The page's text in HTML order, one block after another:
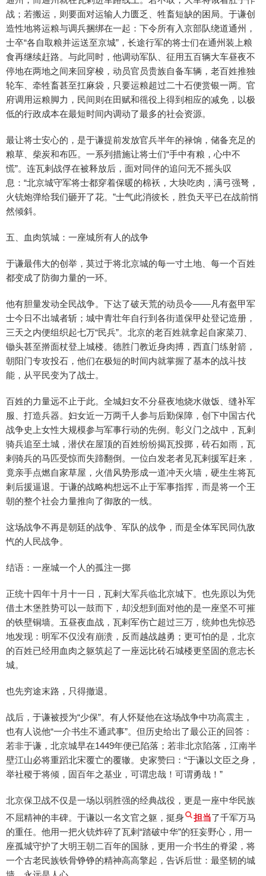
战；若搬运，则要面对运输人力匮乏、牲畜短缺的困局。于谦创
造性地将运粮与调兵捆绑在一起：下令所有入京部队绕道通州，
士卒“各自取粮并运送至京城”，长途行军的将士们在通州装上粮
食再继续赶路。与此同时，他调动军队、征用五百辆大车昼夜不
停地在两地之间来回穿梭，动员官员贵族自备车辆，老百姓推独
轮车、牵牲畜甚至扛麻袋，只要运粮超过二十石便赏银一两。官
府调用运粮脚力，民间则在田赋和徭役上得到相应的减免，以极
低的行政成本在最短时间内调动了最多的社会资源。
最让将士安心的，是于谦提前发放官兵半年的禄饷，储备充足的
粮草、柴炭和布匹。一系列措施让将士们“手中有粮，心中不
慌”。连瓦剌战俘在被释放后，面对同伴的追问无不摇头叹
息：“北京城守军将士都穿着保暖的棉袄，大块吃肉，满弓强弩，
火铳炮弹给我们砸开了花。”士气此消彼长，胜负天平已在战前悄
然倾斜。
五、血肉筑城：一座城所有人的战争
于谦最伟大的创举，莫过于将北京城的每一寸土地、每一个百姓
都变成了防御力量的一环。
他有胆量发动全民战争。下达了破天荒的动员令——凡有盔甲军
士今日不出城者斩；城中青壮年自行到各街道保甲处登记造册，
三天之内便组织起七万“民兵”。北京的老百姓就拿起自家菜刀、
锄头甚至擀面杖登上城楼。德胜门教近身肉搏，西直门练射箭，
朝阳门专攻投石，他们在极短的时间内就掌握了基本的战斗技
能，从平民变为了战士。
百姓的力量远不止于此。全城妇女不分昼夜地烧水做饭、缝补军
服、打造兵器。妇女近一万两千人参与后勤保障，创下中国古代
战争史上女性大规模参与军事行动的先例。彰义门之战中，瓦剌
骑兵追至土城，潜伏在屋顶的百姓纷纷揭瓦投掷，砖石如雨，瓦
剌骑兵的马匹受惊而失蹄翻倒。一位白发老者见瓦剌援军赶来，
竟亲手点燃自家草屋，火借风势形成一道冲天火墙，硬生生将瓦
剌后援逼退。于谦的战略构想远不止于军事指挥，而是将一个王
朝的整个社会力量推向了御敌的一线。
这场战争不再是朝廷的战争、军队的战争，而是全体军民同仇敌
忾的人民战争。
结语：一座城一个人的孤注一掷
正统十四年十月十一日，瓦剌大军兵临北京城下。也先原以为凭
借土木堡胜势可以一鼓而下，却没想到面对他的是一座坚不可摧
的铁壁铜墙。五昼夜血战，瓦剌军伤亡超过三万，统帅也先惊恐
地发现：明军不仅没有崩溃，反而越战越勇；更可怕的是，北京
的百姓已经用血肉之躯筑起了一座远比砖石城楼更坚固的意志长
城。
也先穷途末路，只得撤退。
战后，于谦被授为“少保”。有人怀疑他在这场战争中功高震主，
也有人说他“一介书生不通武事”。但历史给出了最公正的回答：
若非于谦，北京城早在1449年便已陷落；若非北京陷落，江南半
壁江山必将重蹈北宋覆亡的覆辙。史家赞曰：“于谦以文臣之身，
举社稷于将倾，固百年之基业，可谓忠哉！可谓勇哉！”
北京保卫战不仅是一场以弱胜强的经典战役，更是一座中华民族
不屈精神的丰碑。于谦以一名文官之躯，挺身
担当了千军万马
的重任。他用一把火铳炸碎了瓦剌“踏破中华”的狂妄野心，用一
座孤城守护了大明王朝二百年的国脉，更用一介书生的脊梁，将
一个古老民族铁骨铮铮的精神高高擎起，告诉后世：最坚韧的城